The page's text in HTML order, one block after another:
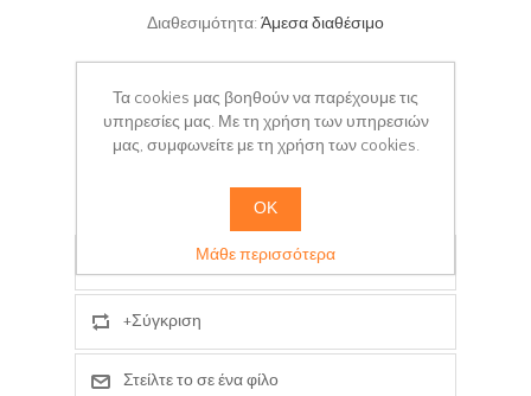
Διαθεσιμότητα: Άμεσα διαθέσιμο
Χρόνος παράδοσης: 3-5 days
Προσθήκη στα αγαπημένα
+Σύγκριση
Στείλτε το σε ένα φίλο
Τα cookies μας βοηθούν να παρέχουμε τις
υπηρεσίες μας. Με τη χρήση των υπηρεσιών
μας, συμφωνείτε με τη χρήση των cookies.
ΟΚ
Μάθε περισσότερα